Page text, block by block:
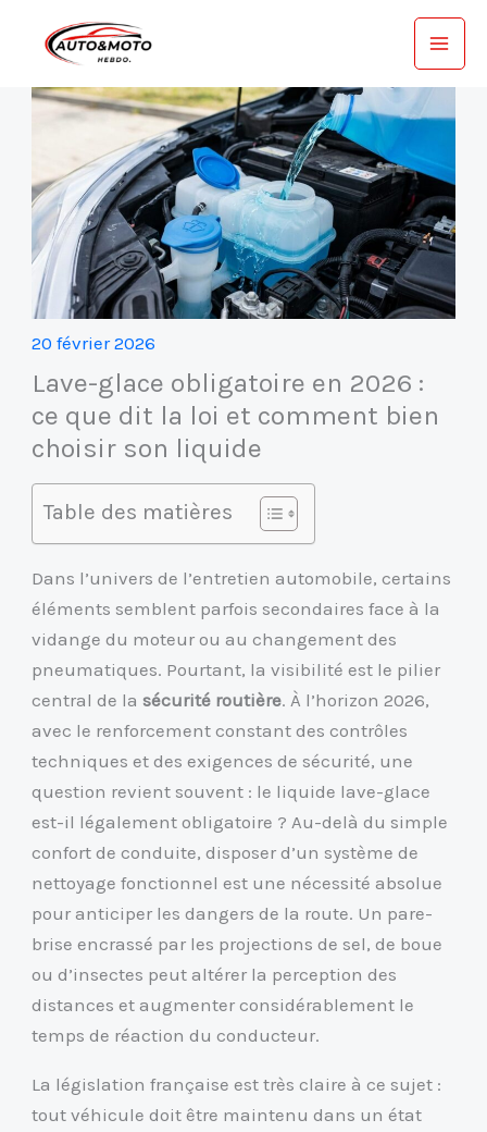
20 février 2026
Lave-glace obligatoire en 2026 :
ce que dit la loi et comment bien
choisir son liquide
Table des matières
Dans l’univers de l’entretien automobile, certains
éléments semblent parfois secondaires face à la
vidange du moteur ou au changement des
pneumatiques. Pourtant, la visibilité est le pilier
central de lasécurité routière. À l’horizon 2026,
avec le renforcement constant des contrôles
techniques et des exigences de sécurité, une
question revient souvent : le liquide lave-glace
est-il légalement obligatoire ? Au-delà du simple
confort de conduite, disposer d’un système de
nettoyage fonctionnel est une nécessité absolue
pour anticiper les dangers de la route. Un pare-
brise encrassé par les projections de sel, de boue
ou d’insectes peut altérer la perception des
distances et augmenter considérablement le
temps de réaction du conducteur.
La législation française est très claire à ce sujet :
tout véhicule doit être maintenu dans un état